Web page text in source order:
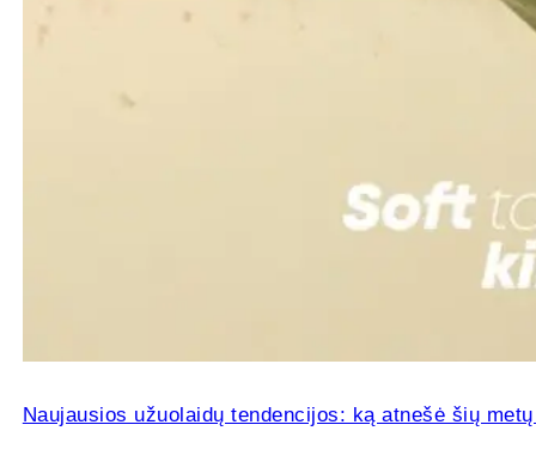
Naujausios užuolaidų tendencijos: ką atnešė šių